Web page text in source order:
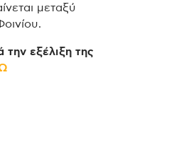
μεταξύ
την εξέλιξη της